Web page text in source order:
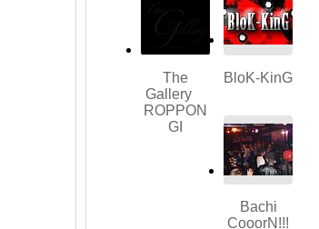
The
Gallery
ROPPON
GI
BloK-KinG
Bachi
CooorN!!!